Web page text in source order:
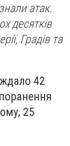
атак.
десятків
Градів та
42
25